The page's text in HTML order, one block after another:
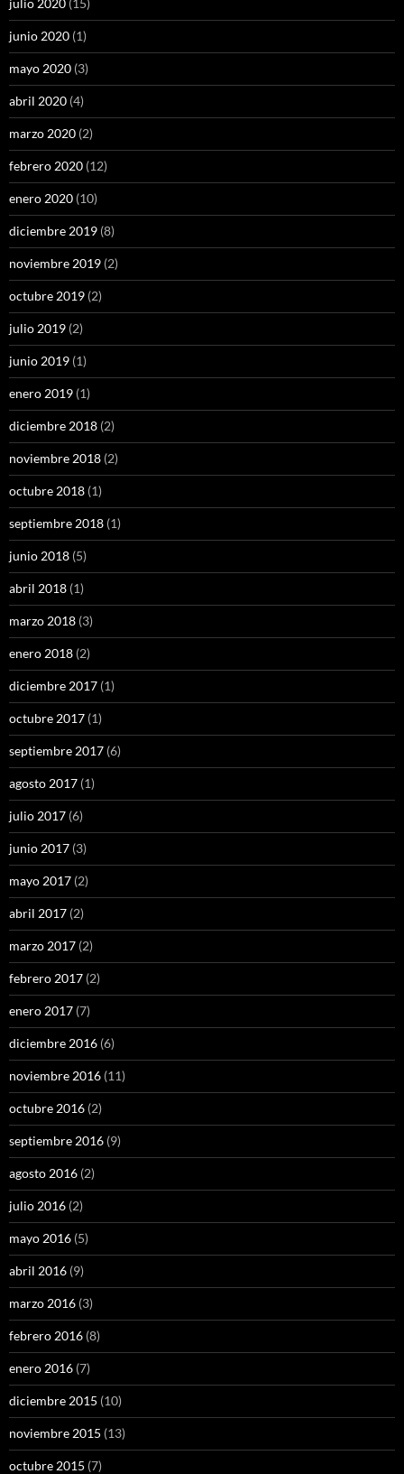
junio 2020 (1)
mayo 2020 (3)
abril 2020 (4)
marzo 2020 (2)
febrero 2020 (12)
enero 2020 (10)
diciembre 2019 (8)
noviembre 2019 (2)
octubre 2019 (2)
julio 2019 (2)
junio 2019 (1)
enero 2019 (1)
diciembre 2018 (2)
noviembre 2018 (2)
octubre 2018 (1)
septiembre 2018 (1)
junio 2018 (5)
abril 2018 (1)
marzo 2018 (3)
enero 2018 (2)
diciembre 2017 (1)
octubre 2017 (1)
septiembre 2017 (6)
agosto 2017 (1)
julio 2017 (6)
junio 2017 (3)
mayo 2017 (2)
abril 2017 (2)
marzo 2017 (2)
febrero 2017 (2)
enero 2017 (7)
diciembre 2016 (6)
noviembre 2016 (11)
octubre 2016 (2)
septiembre 2016 (9)
agosto 2016 (2)
julio 2016 (2)
mayo 2016 (5)
abril 2016 (9)
marzo 2016 (3)
febrero 2016 (8)
enero 2016 (7)
diciembre 2015 (10)
noviembre 2015 (13)
octubre 2015 (7)